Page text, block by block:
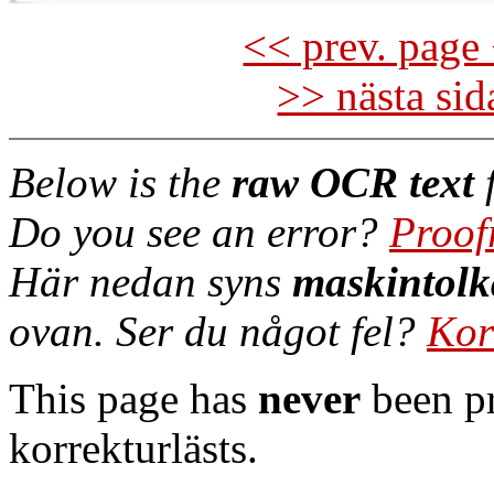
<< prev.
>> nästa
Below is the raw OCR text
Do you see an error?
Här nedan syns
ovan. Ser du något fel?
This page has never been
korrekturlästs.